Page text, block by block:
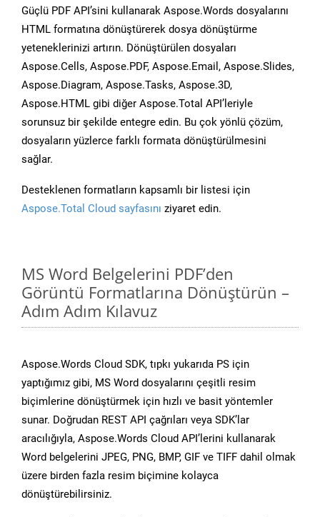
Güçlü PDF API’sini kullanarak Aspose.Words dosyalarını
HTML formatına dönüştürerek dosya dönüştürme
yeteneklerinizi artırın. Dönüştürülen dosyaları
Aspose.Cells, Aspose.PDF, Aspose.Email, Aspose.Slides,
Aspose.Diagram, Aspose.Tasks, Aspose.3D,
Aspose.HTML gibi diğer Aspose.Total API’leriyle
sorunsuz bir şekilde entegre edin. Bu çok yönlü çözüm,
dosyaların yüzlerce farklı formata dönüştürülmesini
sağlar.
Desteklenen formatların kapsamlı bir listesi için
Aspose.Total Cloud sayfasını ziyaret edin.
MS Word Belgelerini PDF’den
Görüntü Formatlarına Dönüştürün –
Adım Adım Kılavuz
Aspose.Words Cloud SDK, tıpkı yukarıda PS için
yaptığımız gibi, MS Word dosyalarını çeşitli resim
biçimlerine dönüştürmek için hızlı ve basit yöntemler
sunar. Doğrudan REST API çağrıları veya SDK’lar
aracılığıyla, Aspose.Words Cloud API’lerini kullanarak
Word belgelerini JPEG, PNG, BMP, GIF ve TIFF dahil olmak
üzere birden fazla resim biçimine kolayca
dönüştürebilirsiniz.